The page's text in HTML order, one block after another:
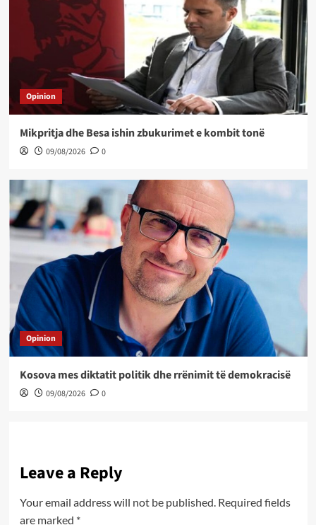
Opinion
Mikpritja dhe Besa ishin zbukurimet e kombit tonë
09/08/2026 0
Opinion
Kosova mes diktatit politik dhe rrënimit të demokracisë
09/08/2026 0
Leave a Reply
Your email address will not be published. Required fields
are marked *